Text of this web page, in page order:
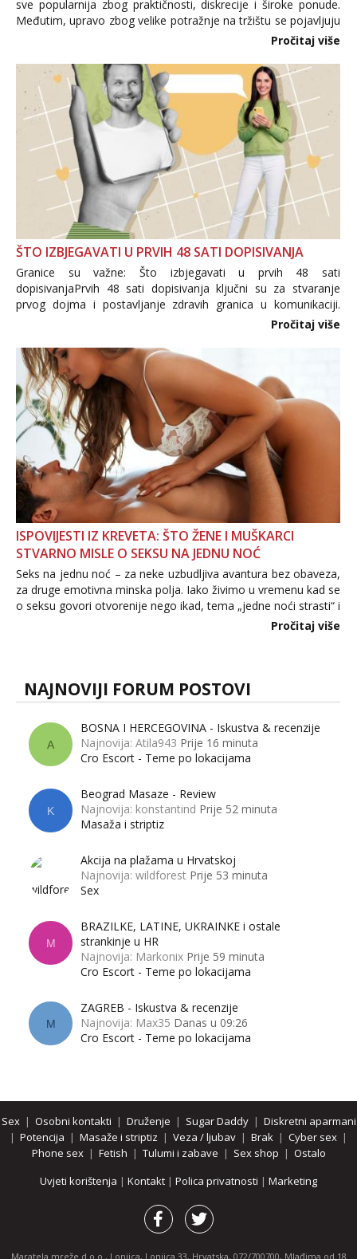
sve popularnija zbog praktičnosti, diskrecije i široke ponude.
Međutim, upravo zbog velike potražnje na tržištu se pojavljuju
i brojni krivotvoreni proizvodi, nepouzdane internetske
Pročitaj više
ŠTO IZBJEGAVATI U PRVIH 48 SATI DOPISIVANJA
Granice su važne: Što izbjegavati u prvih 48 sati
dopisivanjaPrvih 48 sati dopisivanja ključni su za stvaranje
prvog dojma i postavljanje zdravih granica u komunikaciji.
Važno je izbjeći prebrzo otkrivanje osobnih ili intimnih
informacija, jer nepoznata osoba još nije zaslužila to
povjerenje. Takođe...
Pročitaj više
ISPOVIJESTI IZ KREVETA: ŠTO ŽENE I MUŠKARCI
STVARNO MISLE O SEKSU NA JEDNU NOĆ
Seks na jednu noć – za neke uzbudljiva avantura bez obaveza,
za druge emotivna minska polja. Iako živimo u vremenu kad se
o seksu govori otvorenije nego ikad, tema „jedne noći strasti“ i
dalje izaziva burne rasprave. Što zapravo misle žene, a što
Pročitaj više
NAJNOVIJI FORUM POSTOVI
A
BOSNA I HERCEGOVINA - Iskustva & recenzije
Najnovija: Atila943 Prije 16 minuta
Cro Escort - Teme po lokacijama
K
Beograd Masaze - Review
Najnovija: konstantind Prije 52 minuta
Masaža i striptiz
Akcija na plažama u Hrvatskoj
Najnovija: wildforest Prije 53 minuta
Sex
M
BRAZILKE, LATINE, UKRAINKE i ostale
strankinje u HR
Najnovija: Markonix Prije 59 minuta
Cro Escort - Teme po lokacijama
M
ZAGREB - Iskustva & recenzije
Najnovija: Max35 Danas u 09:26
Cro Escort - Teme po lokacijama
Sex| Osobni kontakti | Druženje | Sugar Daddy| Diskretni aparmani
| Potencija | Masaže i striptiz | Veza / ljubav | Brak | Cyber sex |
Phone sex| Fetish | Tulumi i zabave | Sex shop | Ostalo
Uvjeti korištenja | Kontakt | Polica privatnosti | Marketing
Maratela mreže d.o.o., Lonjica, Lonjica 33, Hrvatska, 072/700700, Mlađima od 18